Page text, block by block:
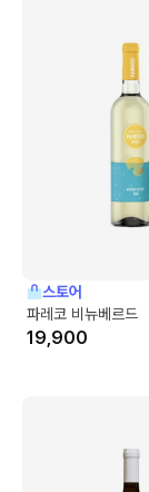
스토어
파레코 비뉴베르드
19,900